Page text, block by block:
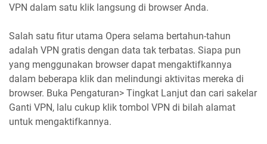
VPN dalam satu klik langsung di browser Anda.
Salah satu fitur utama Opera selama bertahun-tahun
adalah VPN gratis dengan data tak terbatas. Siapa pun
yang menggunakan browser dapat mengaktifkannya
dalam beberapa klik dan melindungi aktivitas mereka di
browser. Buka Pengaturan> Tingkat Lanjut dan cari sakelar
Ganti VPN, lalu cukup klik tombol VPN di bilah alamat
untuk mengaktifkannya.